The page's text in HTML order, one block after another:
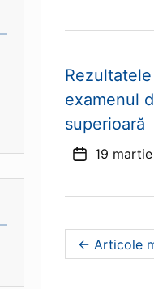
examenul
superioară
Dată19
Navigare
articole
← Articole